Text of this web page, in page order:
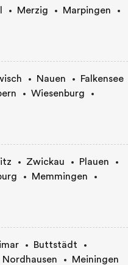
Merzig
Marpingen
Nauen
Falkensee
Wiesenburg
Zwickau
Plauen
Memmingen
Buttstädt
Nordhausen Meiningen